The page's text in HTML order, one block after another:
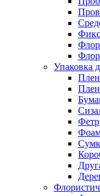
Упаковка
Фетр